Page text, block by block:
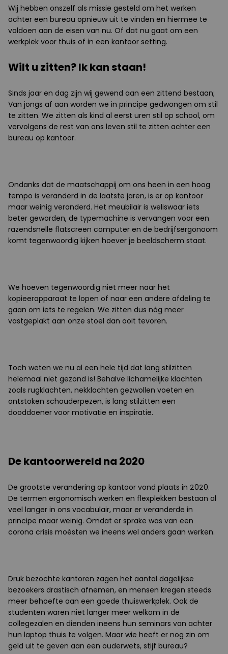
Wij hebben onszelf als missie gesteld om het werken
achter een bureau opnieuw uit te vinden en hiermee te
voldoen aan de eisen van nu. Of dat nu gaat om een
werkplek voor thuis of in een kantoor setting.
Wilt u zitten? Ik kan staan!
Sinds jaar en dag zijn wij gewend aan een zittend bestaan;
Van jongs af aan worden we in principe gedwongen om stil
te zitten. We zitten als kind al eerst uren stil op school, om
vervolgens de rest van ons leven stil te zitten achter een
bureau op kantoor.
Ondanks dat de maatschappij om ons heen in een hoog
tempo is veranderd in de laatste jaren, is er op kantoor
maar weinig veranderd. Het meubilair is weliswaar iets
beter geworden, de typemachine is vervangen voor een
razendsnelle flatscreen computer en de bedrijfsergonoom
komt tegenwoordig kijken hoever je beeldscherm staat.
We hoeven tegenwoordig niet meer naar het
kopieerapparaat te lopen of naar een andere afdeling te
gaan om iets te regelen. We zitten dus nóg meer
vastgeplakt aan onze stoel dan ooit tevoren.
Toch weten we nu al een hele tijd dat lang stilzitten
helemaal niet gezond is! Behalve lichamelijke klachten
zoals rugklachten, nekklachten gezwollen voeten en
ontstoken schouderpezen, is lang stilzitten een
dooddoener voor motivatie en inspiratie.
De kantoorwereld na 2020
De grootste verandering op kantoor vond plaats in 2020.
De termen ergonomisch werken en flexplekken bestaan al
veel langer in ons vocabulair, maar er veranderde in
principe maar weinig. Omdat er sprake was van een
corona crisis moésten we ineens wel anders gaan werken.
Druk bezochte kantoren zagen het aantal dagelijkse
bezoekers drastisch afnemen, en mensen kregen steeds
meer behoefte aan een goede thuiswerkplek. Ook de
studenten waren niet langer meer welkom in de
collegezalen en dienden ineens hun seminars van achter
hun laptop thuis te volgen. Maar wie heeft er nog zin om
geld uit te geven aan een ouderwets, stijf bureau?